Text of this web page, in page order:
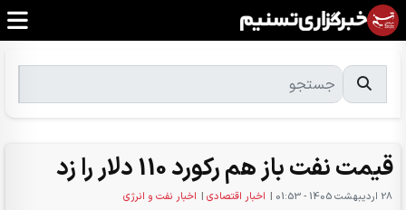
قیمت نفت باز هم رکورد 110 دلار را زد
28 ارديبهشت 1405 - 01:53 | اخبار اقتصادی | اخبار نفت و انرژی